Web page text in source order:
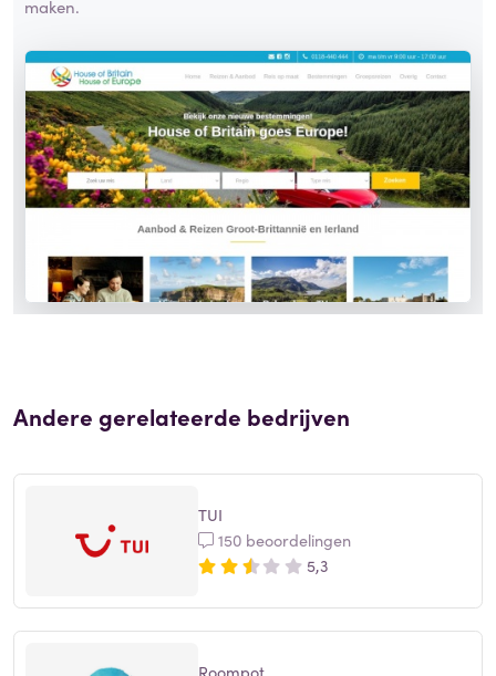
maken.
Andere gerelateerde bedrijven
TUI
150 beoordelingen
5,3